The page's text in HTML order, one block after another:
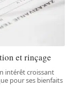
et rinçage
intérêt croissant
pour ses bienfaits